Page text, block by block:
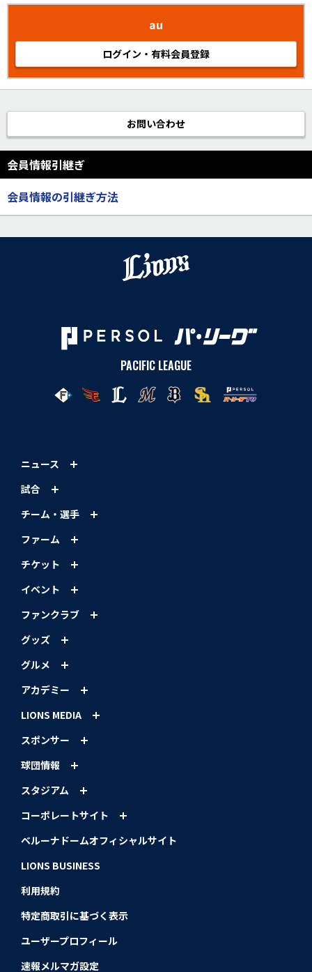
au
ログイン・有料会員登録
お問い合わせ
会員情報引継ぎ
会員情報の引継ぎ方法
PACIFIC LEAGUE
ニュース
試合
チーム・選手
ファーム
チケット
イベント
ファンクラブ
グッズ
グルメ
アカデミー
LIONS MEDIA
スポンサー
球団情報
スタジアム
コーポレートサイト
ベルーナドームオフィシャルサイト
LIONS BUSINESS
利用規約
特定商取引に基づく表示
ユーザープロフィール
速報メルマガ設定